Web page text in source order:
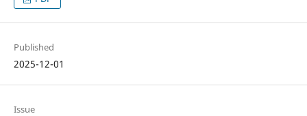
Published
2025-12-01
Issue